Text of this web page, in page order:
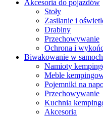
Akcesoria do pojazdów
Stoły
Zasilanie i
Drabiny
Przechowywanie
Ochrona i
Biwakowanie w
Namioty
Meble
Pojemniki na
Przechowywanie
Kuchnia
Akcesoria